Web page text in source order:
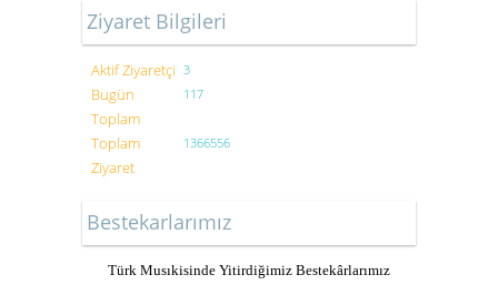
Ziyaret Bilgileri
Aktif Ziyaretçi 3
Bugün
Toplam
117
Toplam
Ziyaret
1366556
Bestekarlarımız
Türk Musıkisinde Yitirdiğimiz Bestekârlarımız